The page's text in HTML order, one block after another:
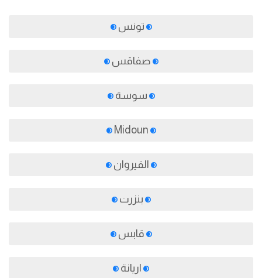
تونس
صفاقس
سوسة
القيروان
بنزرت
قابس
اريانة